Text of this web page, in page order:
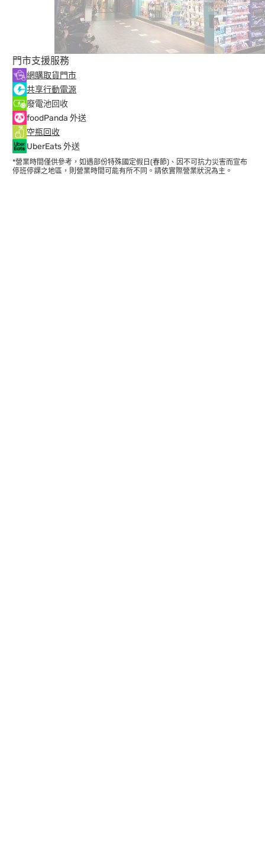
門市支援服務
網購取貨門市
共享行動電源
廢電池回收
foodPanda 外送
空瓶回收
UberEats 外送
*營業時間僅供參考，如遇部份特殊國定假日(春節)、因不可抗力災害而宣布
停班停課之地區，則營業時間可能有所不同。請依實際營業狀況為主。